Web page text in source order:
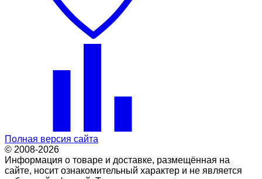
Полная версия сайта
© 2008-2026
Информация о товаре и доставке, размещённая на
сайте, носит ознакомительный характер и не является